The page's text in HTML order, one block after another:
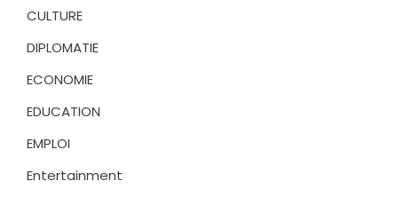
CULTURE
DIPLOMATIE
ECONOMIE
EDUCATION
EMPLOI
Entertainment